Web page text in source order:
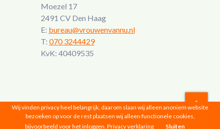
Moezel 17
2491 CV Den Haag
E: bureau@vrouwenvannu.nl
T: 070 3244429
KvK: 40409535
Vrouwen van Nu © 2026 |Privacyverklaring
Wij vinden privacy heel belangrijk, daarom slaan wij alleen anoniem website
bezoeken op voor de rest plaatsen wij alleen functionele cookies,
bijvoorbeeld voor het inloggen. Privacy verklaring Sluiten